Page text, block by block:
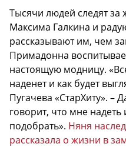
Тысячи людей следят
Максима Галкина и
рассказывают им, чем
Примадонна
настоящую модницу.
наденет и как будет
Пугачева «СтарХиту». –
говорит, что мне
подобрать». Няня
рассказала о жизни в